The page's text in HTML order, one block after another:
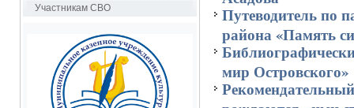
Участникам СВО
Путеводитель по
района «Память
мир Островского»